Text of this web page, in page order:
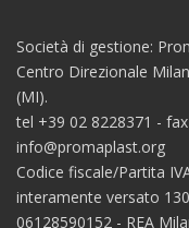
Società di gestione:
Centro Direzionale
(MI).
tel +39 02 8228371 -
info@promaplast.org
Codice fiscale/Partita
interamente versato
06128590152 - REA